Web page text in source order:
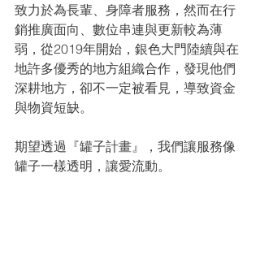
致力於為長輩、身障者服務，然而在行
銷推廣面向、數位串連與更新較為薄
弱，從2019年開始，銀色大門陸續與在
地許多優秀的地方組織合作，發現他們
深耕地方，卻不一定被看見，導致資金
與物資短缺。
期望透過『罐子計畫』，我們讓服務像
罐子一樣透明，讓愛流動。